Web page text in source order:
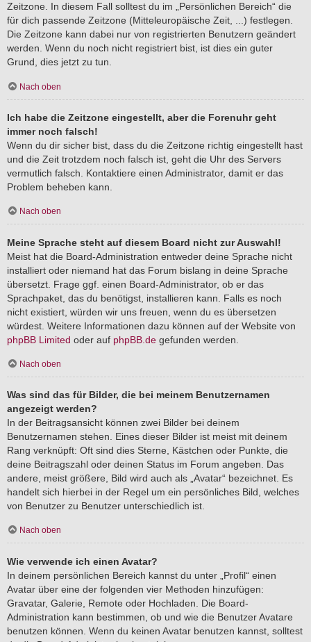
Zeitzone. In diesem Fall solltest du im „Persönlichen Bereich“ die
für dich passende Zeitzone (Mitteleuropäische Zeit, ...) festlegen.
Die Zeitzone kann dabei nur von registrierten Benutzern geändert
werden. Wenn du noch nicht registriert bist, ist dies ein guter
Grund, dies jetzt zu tun.
Nach oben
Ich habe die Zeitzone eingestellt, aber die Forenuhr geht
immer noch falsch!
Wenn du dir sicher bist, dass du die Zeitzone richtig eingestellt hast
und die Zeit trotzdem noch falsch ist, geht die Uhr des Servers
vermutlich falsch. Kontaktiere einen Administrator, damit er das
Problem beheben kann.
Nach oben
Meine Sprache steht auf diesem Board nicht zur Auswahl!
Meist hat die Board-Administration entweder deine Sprache nicht
installiert oder niemand hat das Forum bislang in deine Sprache
übersetzt. Frage ggf. einen Board-Administrator, ob er das
Sprachpaket, das du benötigst, installieren kann. Falls es noch
nicht existiert, würden wir uns freuen, wenn du es übersetzen
würdest. Weitere Informationen dazu können auf der Website von
phpBB Limited oder auf phpBB.de gefunden werden.
Nach oben
Was sind das für Bilder, die bei meinem Benutzernamen
angezeigt werden?
In der Beitragsansicht können zwei Bilder bei deinem
Benutzernamen stehen. Eines dieser Bilder ist meist mit deinem
Rang verknüpft: Oft sind dies Sterne, Kästchen oder Punkte, die
deine Beitragszahl oder deinen Status im Forum angeben. Das
andere, meist größere, Bild wird auch als „Avatar“ bezeichnet. Es
handelt sich hierbei in der Regel um ein persönliches Bild, welches
von Benutzer zu Benutzer unterschiedlich ist.
Nach oben
Wie verwende ich einen Avatar?
In deinem persönlichen Bereich kannst du unter „Profil“ einen
Avatar über eine der folgenden vier Methoden hinzufügen:
Gravatar, Galerie, Remote oder Hochladen. Die Board-
Administration kann bestimmen, ob und wie die Benutzer Avatare
benutzen können. Wenn du keinen Avatar benutzen kannst, solltest